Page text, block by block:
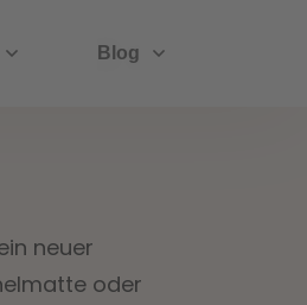
Blog
neuer
oder